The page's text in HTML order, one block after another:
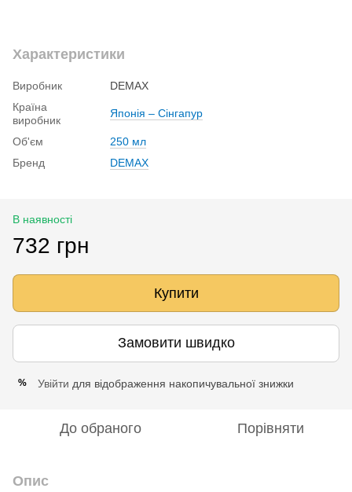
Характеристики
Виробник
DEMAX
Країна
виробник
Японія – Сінгапур
Об'єм
250 мл
Бренд
DEMAX
В наявності
732 грн
Купити
Замовити швидко
% Увійти для відображення накопичувальної знижки
До обраного Порівняти
Опис